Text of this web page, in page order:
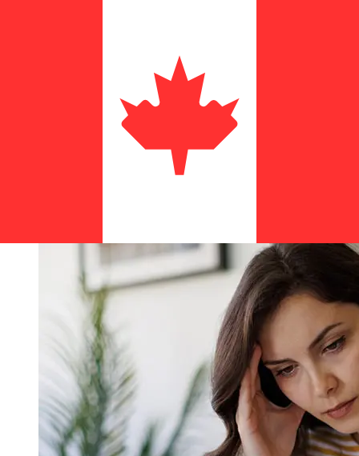
Ahli United BHD 到CAD 的传输速度有
使用Ahli United 从巴林 转至加拿大 的国际转账的交付时间
因付款方式和交易时间而异。国际银行转账通常需要 1 至 5
个工作日。银行假日和安全检查等因素也可能影响交货。请查